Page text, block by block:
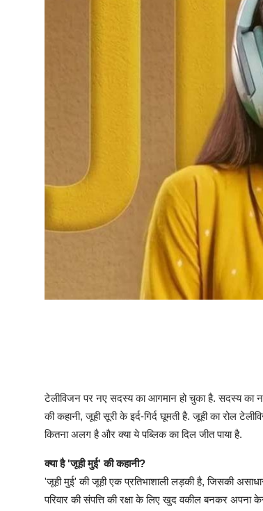
टेलीविजन पर नए सदस्य का आगमान हो चुका है. सदस्य का
की कहानी, जूही सूरी के इर्द-गिर्द घूमती है. जूही का रोल
कितना अलग है और क्या ये पब्लिक का दिल जीत पाया है.
क्या है 'जूही मुई' की कहानी?
'जूही मुई' की जूही एक प्रतिभाशाली लड़की है, जिसकी
परिवार की संपत्ति की रक्षा के लिए खुद वकील बनकर अपना